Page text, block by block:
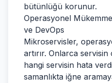
bütünlüğü korunur.
Operasyonel
ve DevOps
Mikroservisler,
artırır. Onlarca servisin
hangi servisin hata
samanlıkta iğne